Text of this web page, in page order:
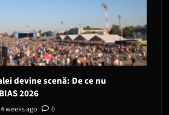
devine scenă: De ce nu
2026
4 weeks ago 0